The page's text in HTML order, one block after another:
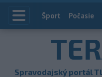
Index
Šport Počasie
Spravodajský portál